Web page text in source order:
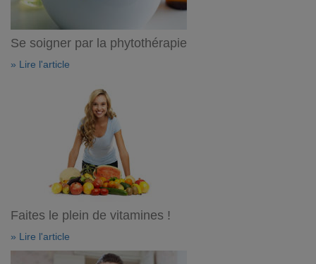
Se soigner par la phytothérapie
» Lire l'article
Faites le plein de vitamines !
» Lire l'article